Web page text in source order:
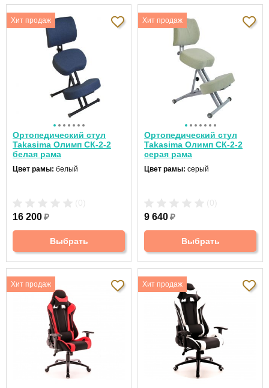
Хит продаж
Ортопедический стул
Takasima Олимп СК-2-2
белая рама
Цвет рамы: белый
16 200₽
Выбрать
Хит продаж
Ортопедический стул
Takasima Олимп СК-2-2
серая рама
Цвет рамы: серый
9 640₽
Выбрать
Хит продаж Хит продаж